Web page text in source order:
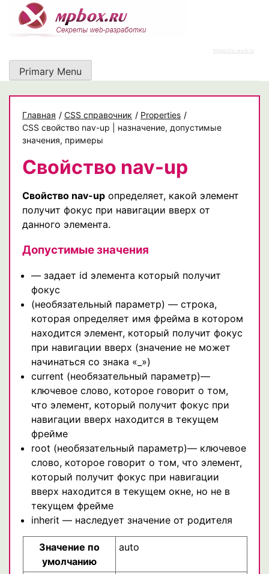
content
https://rz-work.ru
Primary Menu
Главная / CSS справочник / Properties /
CSS свойство nav-up | назначение, допустимые
значения, примеры
Свойство nav-up
Свойство nav-up определяет, какой элемент
получит фокус при навигации вверх от
данного элемента.
Допустимые значения
— задает id элемента который получит
фокус
(необязательный параметр) — строка,
которая определяет имя фрейма в котором
находится элемент, который получит фокус
при навигации вверх (значение не может
начинаться со знака «_»)
current (необязательный параметр)—
ключевое слово, которое говорит о том,
что элемент, который получит фокус при
навигации вверх находится в текущем
фрейме
root (необязательный параметр)— ключевое
слово, которое говорит о том, что элемент,
который получит фокус при навигации
вверх находится в текущем окне, но не в
текущем фрейме
inherit — наследует значение от родителя
Значение по
умолчанию
auto